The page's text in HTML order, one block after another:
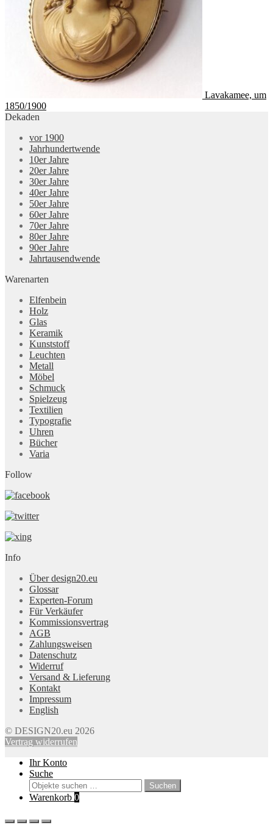
Lavakamee, um
1850/1900
Dekaden
vor 1900
Jahrhundertwende
10er Jahre
20er Jahre
30er Jahre
40er Jahre
50er Jahre
60er Jahre
70er Jahre
80er Jahre
90er Jahre
Jahrtausendwende
Warenarten
Elfenbein
Holz
Glas
Keramik
Kunststoff
Leuchten
Metall
Möbel
Schmuck
Spielzeug
Textilien
Typografie
Uhren
Bücher
Varia
Follow
Info
Über design20.eu
Glossar
Experten-Forum
Für Verkäufer
Kommissionsvertrag
AGB
Zahlungsweisen
Datenschutz
Widerruf
Versand & Lieferung
Kontakt
Impressum
English
© DESIGN20.eu 2026
Vertrag widerrufen
Ihr Konto
Suche
Suchen
nach:
Suchen
Warenkorb 0